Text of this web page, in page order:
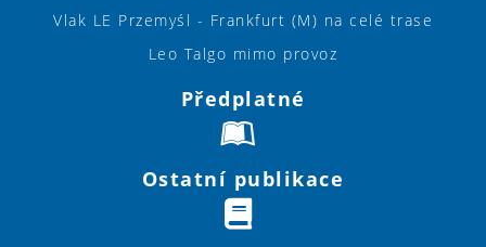
Vlak LE Przemyśl - Frankfurt (M) na celé trase
Leo Talgo mimo provoz
Předplatné
Ostatní publikace